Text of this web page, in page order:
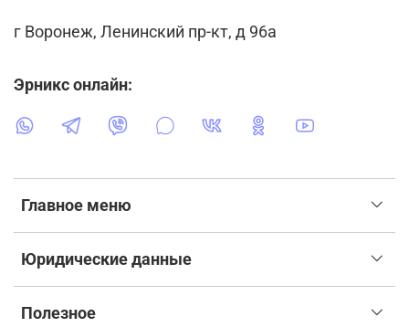
Главное меню
Юридические данные
Полезное
г Воронеж, Ленинский пр-кт, д 96а
Эрникс онлайн: